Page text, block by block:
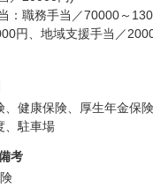
：職務手当／70000～
円、地域支援手当／
、健康保険、厚生年金保
、駐車場
考